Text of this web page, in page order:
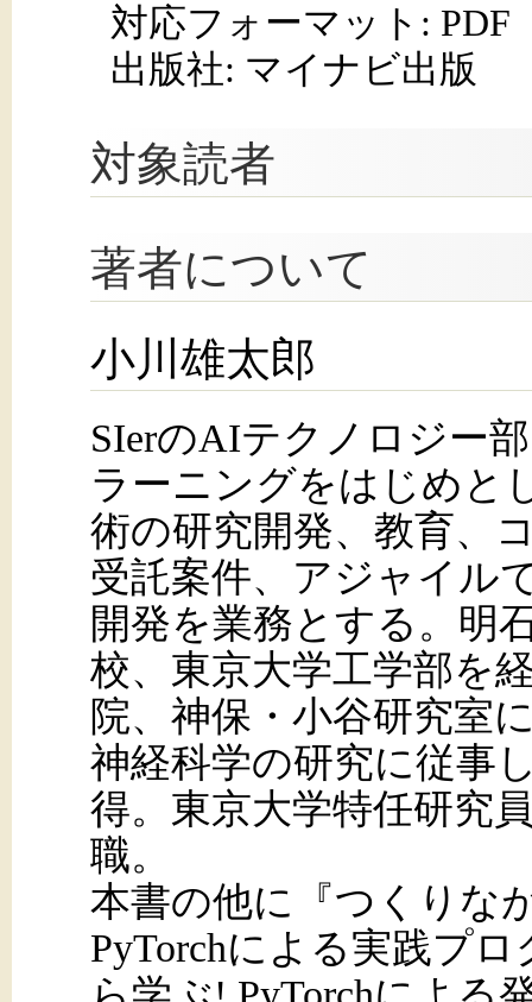
対応フォーマット: PDF
出版社: マイナビ出版
対象読者
著者について
小川雄太郎
SIerのAIテクノロジー
ラーニングをはじめと
術の研究開発、教育、
受託案件、アジャイル
開発を業務とする。明
校、東京大学工学部を
院、神保・小谷研究室
神経科学の研究に従事
得。東京大学特任研究
職。
本書の他に『つくりな
PyTorchによる実践プ